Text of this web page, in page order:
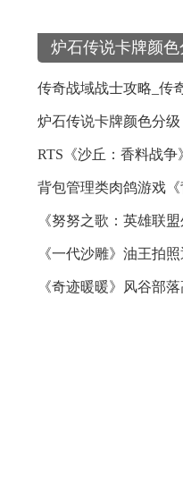
传奇战域战士攻略_传
RTS《沙丘：香料战
《一代沙雕》油王拍
《奇迹暖暖》风谷部